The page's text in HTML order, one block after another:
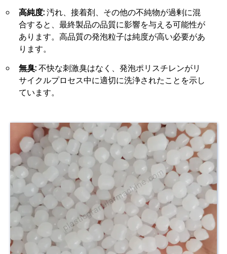
高純度:汚れ、接着剤、その他の不純物が過剰に混
合すると、最終製品の品質に影響を与える可能性が
あります。高品質の発泡粒子は純度が高い必要があ
ります。
無臭:不快な刺激臭はなく、発泡ポリスチレンがリ
サイクルプロセス中に適切に洗浄されたことを示し
ています。